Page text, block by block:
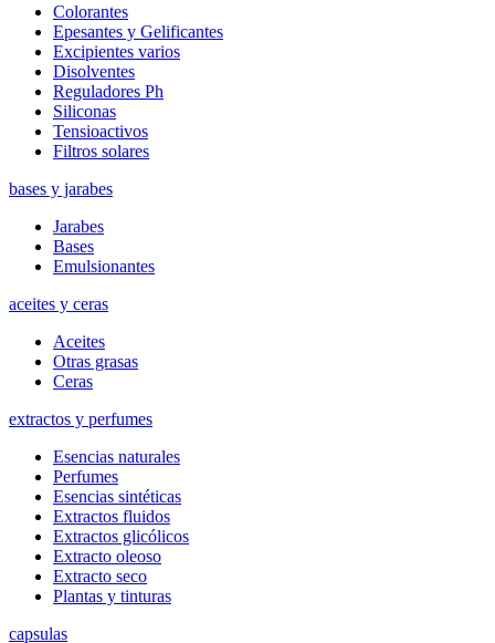
Colorantes
Epesantes y Gelificantes
Excipientes varios
Disolventes
Reguladores Ph
Siliconas
Tensioactivos
Filtros solares
bases y jarabes
Jarabes
Bases
Emulsionantes
aceites y ceras
Aceites
Otras grasas
Ceras
extractos y perfumes
Esencias naturales
Perfumes
Esencias sintéticas
Extractos fluidos
Extractos glicólicos
Extracto oleoso
Extracto seco
Plantas y tinturas
capsulas